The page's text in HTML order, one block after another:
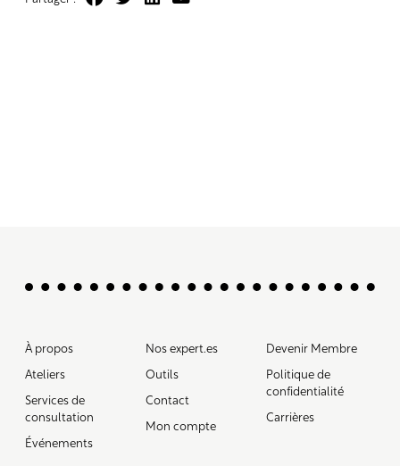
À propos
Ateliers
Services de
consultation
Événements
Nos expert.es
Outils
Contact
Mon compte
Devenir Membre
Politique de
confidentialité
Carrières